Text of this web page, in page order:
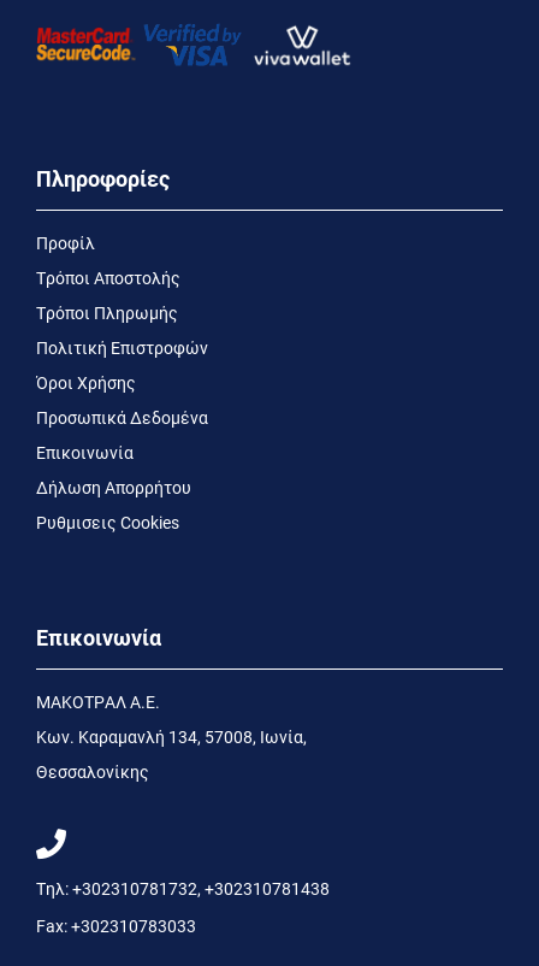
Πληροφορίες
Προφίλ
Τρόποι Αποστολής
Τρόποι Πληρωμής
Πολιτική Επιστροφών
Όροι Χρήσης
Προσωπικά Δεδομένα
Επικοινωνία
Δήλωση Απορρήτου
Ρυθμισεις Cookies
Επικοινωνία
MΑΚΟΤΡΑΛ Α.Ε.
Kων. Kαραμανλή 134, 57008, Ιωνία,
Θεσσαλονίκης
Τηλ:+302310781732, +302310781438
Fax:+302310783033